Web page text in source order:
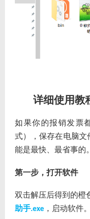
详细使用教
如果你的报销发票
式），保存在电脑文
能是最快、最省事的
第一步，打开软件
双击解压后得到的橙
助手.exe ，启动软件。